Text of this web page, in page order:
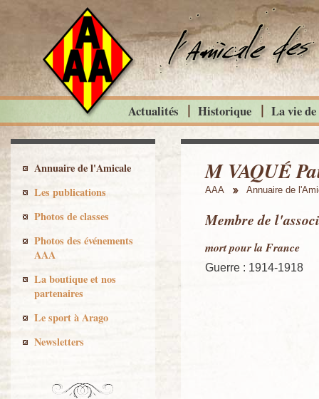
M VAQUÉ
AAA Annuaire de
Membre de
mort pour la France
Guerre : 1914-1918
Actualités Historique La vie
Annuaire de l'Amicale
Les publications
Photos de classes
Photos des événements
AAA
La boutique et nos
partenaires
Le sport à Arago
Newsletters